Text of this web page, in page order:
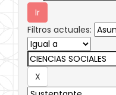
Filtros actuales: